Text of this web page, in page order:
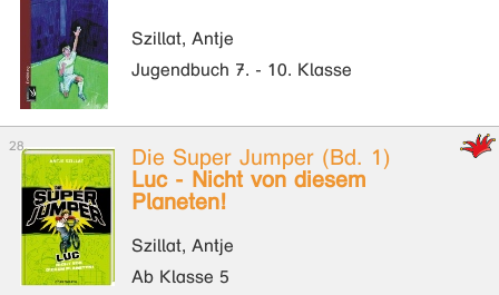
Szillat, Antje
Jugendbuch 7. - 10. Klasse
Die Super Jumper (Bd. 1)
Luc - Nicht von diesem
Planeten!
Szillat, Antje
Ab Klasse 5